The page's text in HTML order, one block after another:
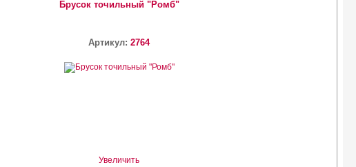
Брусок точильный "Ромб"
Артикул:2764
Увеличить